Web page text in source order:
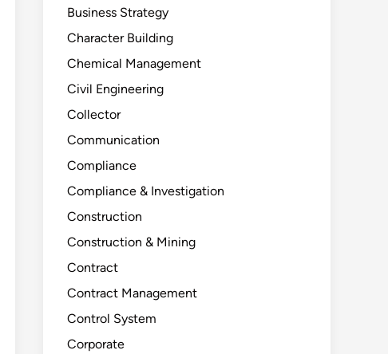
Business Strategy
Character Building
Chemical Management
Civil Engineering
Collector
Communication
Compliance
Compliance & Investigation
Construction
Construction & Mining
Contract
Contract Management
Control System
Corporate